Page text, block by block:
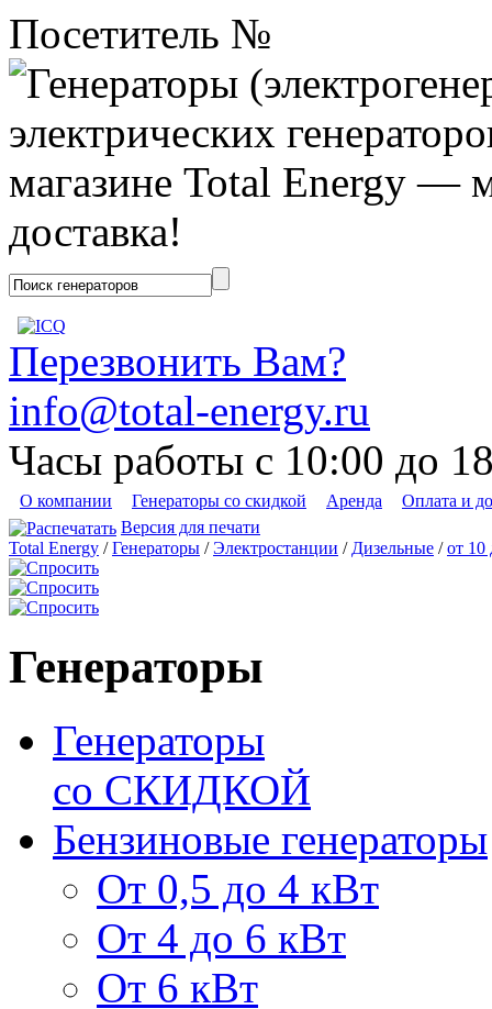
Посетитель №
Перезвонить Вам?
info@total-energy.ru
Часы работы с 10:00 до
О компании Генераторы со скидкой Аренда
Оплата и
Версия для печати
Total Energy /Генераторы /Электростанции / Дизельные /от 10
Генераторы
Генераторы
со СКИДКОЙ
Бензиновые генераторы
От 0,5 до 4 кВт
От 4 до 6 кВт
От 6 кВт